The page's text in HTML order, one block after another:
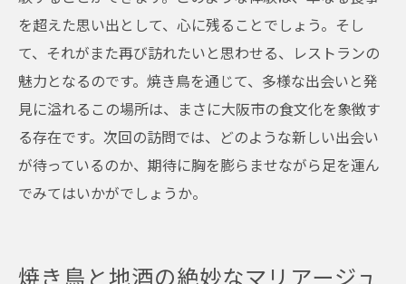
を超えた思い出として、心に残ることでしょう。そし
て、それがまた再び訪れたいと思わせる、レストランの
魅力となるのです。焼き鳥を通じて、多様な出会いと発
見に溢れるこの場所は、まさに大阪市の食文化を象徴す
る存在です。次回の訪問では、どのような新しい出会い
が待っているのか、期待に胸を膨らませながら足を運ん
でみてはいかがでしょうか。
焼き鳥と地酒の絶妙なマリアージュ